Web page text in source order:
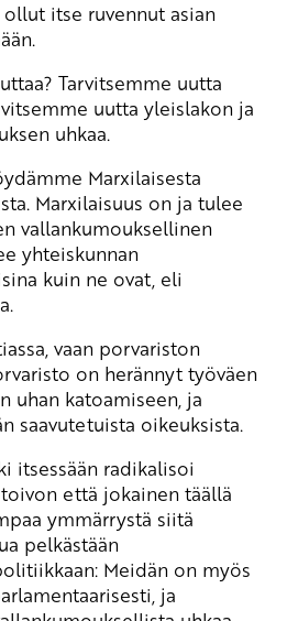
itse ruvennut asian
Tarvitsemme uutta
uutta yleislakon ja
uhkaa.
Marxilaisesta
Marxilaisuus on ja tulee
vallankumouksellinen
yhteiskunnan
kuin ne ovat, eli
vaan porvariston
on herännyt työväen
uhan katoamiseen, ja
saavutetuista oikeuksista.
itsessään radikalisoi
että jokainen täällä
ymmärrystä siitä
pelkästään
Meidän on myös
ja